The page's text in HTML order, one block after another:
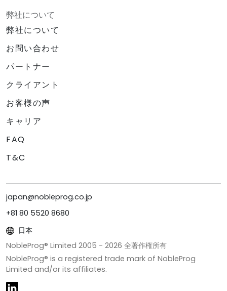
弊社について
弊社について
お問い合わせ
パートナー
クライアント
お客様の声
キャリア
FAQ
T&C
japan@nobleprog.co.jp
+81 80 5520 8680
日本
NobleProg® Limited 2005 - 2026 全著作権所有
NobleProg® is a registered trade mark of NobleProg
Limited and/or its affiliates.